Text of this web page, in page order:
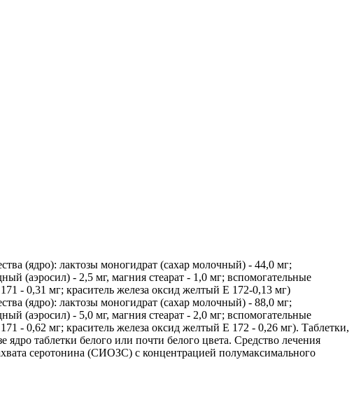
(ядро): лактозы моногидрат (сахар молочный) - 44,0 мг;
(аэросил) - 2,5 мг, магния стеарат - 1,0 мг; вспомогательные
- 0,31 мг; краситель железа оксид желтый Е 172-0,13 мг)
(ядро): лактозы моногидрат (сахар молочный) - 88,0 мг;
(аэросил) - 5,0 мг, магния стеарат - 2,0 мг; вспомогательные
- 0,62 мг; краситель железа оксид желтый Е 172 - 0,26 мг). Таблетки,
таблетки белого или почти белого цвета. Средство лечения
серотонина (СИОЗС) с концентрацией полумаксимального